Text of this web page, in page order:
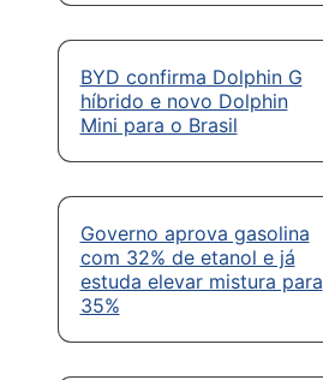
BYD confirma Dolphin G
híbrido e novo Dolphin
Mini para o Brasil
Governo aprova gasolina
com 32% de etanol e já
estuda elevar mistura para
35%